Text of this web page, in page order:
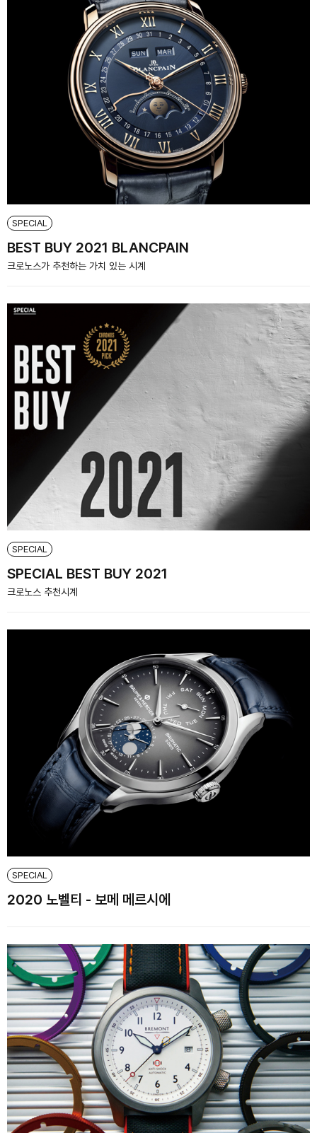
SPECIAL
BEST BUY 2021 BLANCPAIN
크로노스가 추천하는 가치 있는 시계
SPECIAL
SPECIAL BEST BUY 2021
크로노스 추천시계
SPECIAL
2020 노벨티 - 보메 메르시에